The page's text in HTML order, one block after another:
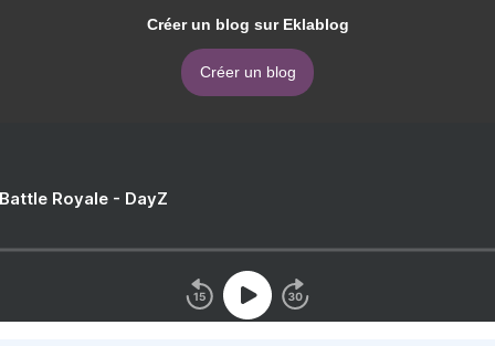
Créer un blog sur Eklablog
Créer un blog
Royale - DayZ